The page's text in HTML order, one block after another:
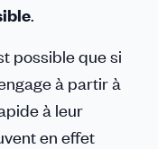
.
possible que si
à partir à
à leur
en effet